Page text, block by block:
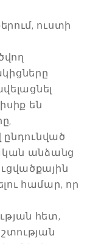
ուստի
են
ընդունված
անձանց
համար, որ
հետ,